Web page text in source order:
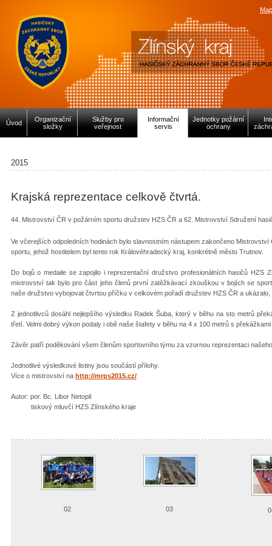
Úvod
Organizační
složky
Služby pro
veřejnost
Informační
servis
Jednotky požární
ochrany
2015
Krajská reprezentace celkově čtvrtá.
44. Mistrovství ČR v požárním sportu družstev HZS ČR a 62. Mistrovství Sdružení
Ve včerejších odpoledních hodinách bylo slavnostním nástupem zakončeno
sportu, jehož hostitelem byl tento rok Královéhradecký kraj, konkrétně město Trutnov.
Do bojů o medaile se zapojilo i reprezentační družstvo profesionálních hasičů HZS
mistrovství tak bylo pro část jeho členů první zatěžkávací zkouškou v bojích se
naše družstvo vybojovat čtvrtou příčku v celkovém pořadí družstev HZS ČR a
Z jednotlivců dosáhl nejlepšího výsledku Radek Šuba, který v běhu na sto metrů
třetí. Velmi dobrý výkon podaly i obě naše štafety v běhu na 4 x 100 metrů s
Závěr patří poděkování všem členům sportovního týmu za vzornou reprezentaci
Jednotlivé výsledkové listiny jsou součástí přílohy.
Více o mistrovství na http://mrps2015.cz/
Autor: por. Bc. Libor Netopil
tiskový mluvčí HZS Zlínského kraje
02 03